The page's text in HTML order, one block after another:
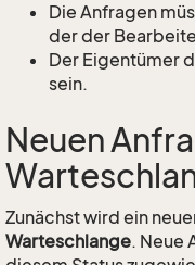
Die Anfragen
der der
Der Eigentümer
sein.
Neuen
Zunächst wird ein
Warteschlange. Neue